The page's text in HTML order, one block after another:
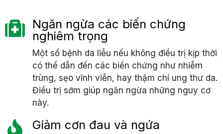
Ngăn ngừa các biến chứng
nghiêm trọng
Một số bệnh da liễu nếu không điều trị kịp thời
có thể dẫn đến các biến chứng như nhiễm
trùng, sẹo vĩnh viễn, hay thậm chí ung thư da.
Điều trị sớm giúp ngăn ngừa những nguy cơ
này.
Giảm cơn đau và ngứa